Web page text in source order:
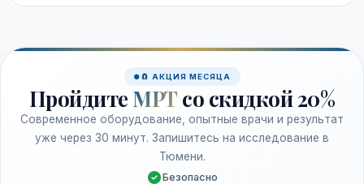
🧲 АКЦИЯ МЕСЯЦА
Пройдите МРТ со скидкой 20%
Современное оборудование, опытные врачи и результат
уже через 30 минут. Запишитесь на исследование в
Тюмени.
Безопасно